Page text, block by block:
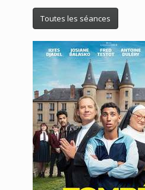
Toutes les séances